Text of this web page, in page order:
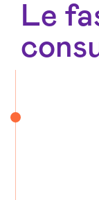
Le